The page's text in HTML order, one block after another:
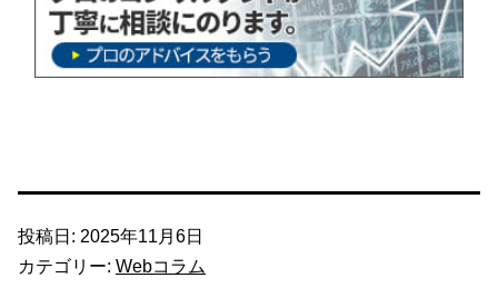
投稿日: 2025年11月6日
カテゴリー: Webコラム